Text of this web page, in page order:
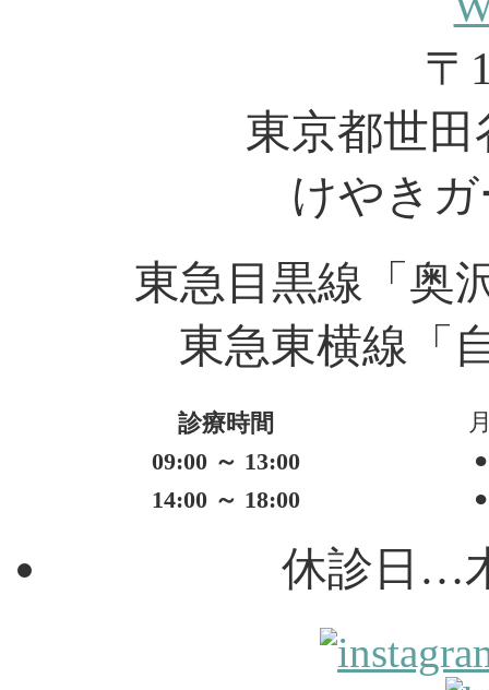
〒
東京都世田
けやき
東急目黒線「奥
東急東横線「
診療時間
09:00 ～ 13:00
●
14:00 ～ 18:00
●
休診日…